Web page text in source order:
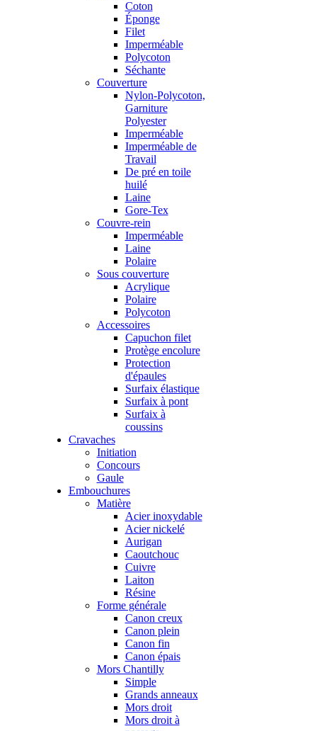
Coton
Éponge
Filet
Imperméable
Polycoton
Séchante
Couverture
Nylon-Polycoton,
Garniture
Polyester
Imperméable
Imperméable de
Travail
De pré en toile
huilé
Laine
Gore-Tex
Couvre-rein
Imperméable
Laine
Polaire
Sous couverture
Acrylique
Polaire
Polycoton
Accessoires
Capuchon filet
Protège encolure
Protection
d'épaules
Surfaix élastique
Surfaix à pont
Surfaix à
coussins
Cravaches
Initiation
Concours
Gaule
Embouchures
Matière
Acier inoxydable
Acier nickelé
Aurigan
Caoutchouc
Cuivre
Laiton
Résine
Forme générale
Canon creux
Canon plein
Canon fin
Canon épais
Mors Chantilly
Simple
Grands anneaux
Mors droit
Mors droit à